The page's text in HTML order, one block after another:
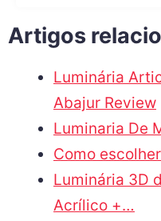
Artigos
Luminária
Abajur Review
Luminaria De
Como
Luminária 3D
Acrílico +…